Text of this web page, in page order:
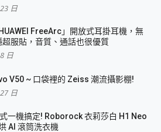
日
FreeArc」開放式耳掛耳機，無
超服貼，音質、通話也很優質
日
V50 ~ 口袋裡的 Zeiss 潮流攝影棚!
日
一機搞定! Roborock 衣莉莎白 H1 Neo
AI 滾筒洗衣機